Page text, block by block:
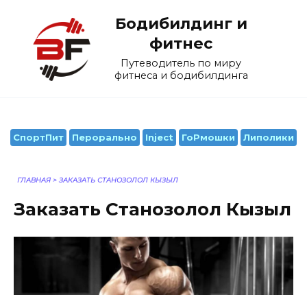
содержанию
Бодибилдинг и
фитнес
Путеводитель по миру
фитнеса и бодибилдинга
СпортПит Перорально Inject ГоРмошки Липолики
ГЛАВНАЯ > ЗАКАЗАТЬ СТАНОЗОЛОЛ КЫЗЫЛ
Заказать Станозолол Кызыл